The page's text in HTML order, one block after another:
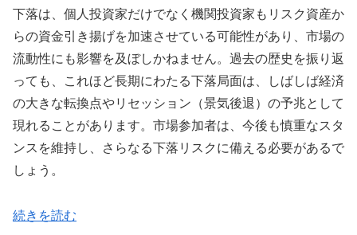
下落は、個人投資家だけでなく機関投資家もリスク資産か
らの資金引き揚げを加速させている可能性があり、市場の
流動性にも影響を及ぼしかねません。過去の歴史を振り返
っても、これほど長期にわたる下落局面は、しばしば経済
の大きな転換点やリセッション（景気後退）の予兆として
現れることがあります。市場参加者は、今後も慎重なスタ
ンスを維持し、さらなる下落リスクに備える必要があるで
しょう。
続きを読む